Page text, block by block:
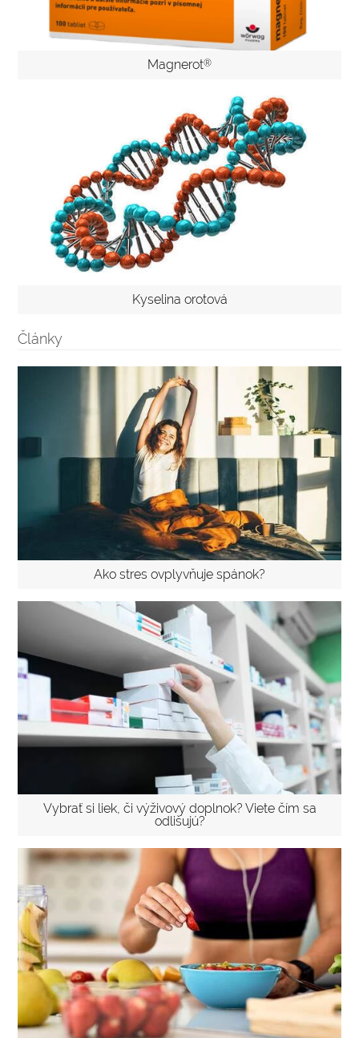
Magnerot®
Kyselina orotová
Články
Ako stres ovplyvňuje spánok?
Vybrať si liek, či výživový doplnok? Viete čím sa
odlišujú?